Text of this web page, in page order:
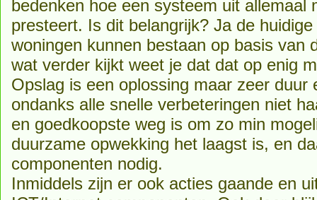
bedenken hoe een systeem uit allemaal
presteert. Is dit belangrijk? Ja de
woningen kunnen bestaan op basis van
wat verder kijkt weet je dat dat op enig
Opslag is een oplossing maar zeer duur
ondanks alle snelle verbeteringen niet
en goedkoopste weg is om zo min
duurzame opwekking het laagst is, en
componenten nodig.
Inmiddels zijn er ook acties gaande en